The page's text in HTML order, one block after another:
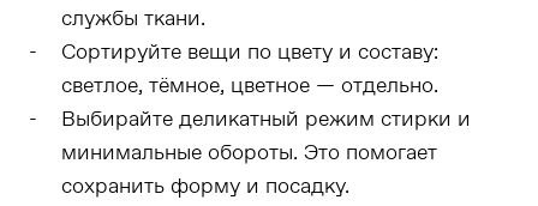
службы ткани.
Сортируйте вещи по цвету и составу:
светлое, тёмное, цветное — отдельно.
Выбирайте деликатный режим стирки и
минимальные обороты. Это помогает
сохранить форму и посадку.